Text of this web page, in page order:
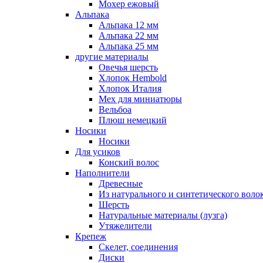
Мохер ежовый
Альпака
Альпака 12 мм
Альпака 22 мм
Альпака 25 мм
другие материалы
Овечья шерсть
Хлопок Hembold
Хлопок Италия
Мех для миниатюры
Вельбоа
Плюш немецкий
Носики
Носики
Для усиков
Конский волос
Наполнители
Древесные
Из натурального и синтетического
Шерсть
Натуральные материалы (лузга)
Утяжелители
Крепеж
Скелет, соединения
Диски